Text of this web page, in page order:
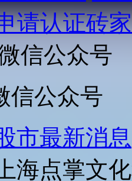
请认证砖家
信公众号
市最新消息
上海点掌文